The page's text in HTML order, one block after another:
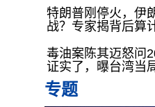
特朗普刚停火，伊
战？专家揭背后算
毒油案陈其迈怒问
证实了，曝台湾当
专题